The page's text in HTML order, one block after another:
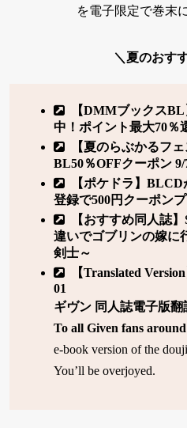
を電子限定で巻末
＼夏のおす
【DMMブックス
中！ポイント最大70％
【夏のらぶかるフ
BL50％OFFクーポン 9/
【ポケドラ】
登録で500円クーポン
【おすすめ同人誌
違いでゴブリンの嫁に
剣士～
【Translated
01
ギヴン 同人誌電子版翻
To all Given fans
e-book version of the
You’ll be overjoyed.